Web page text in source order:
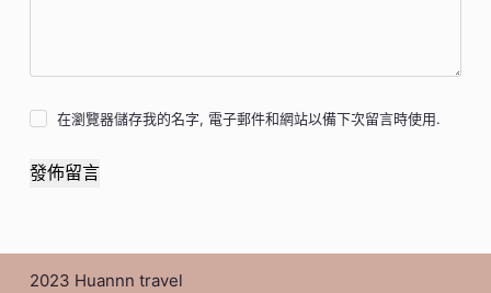
在瀏覽器儲存我的名字, 電子郵件和網站以備下次留言時使用.
發佈留言
2023 Huannn travel